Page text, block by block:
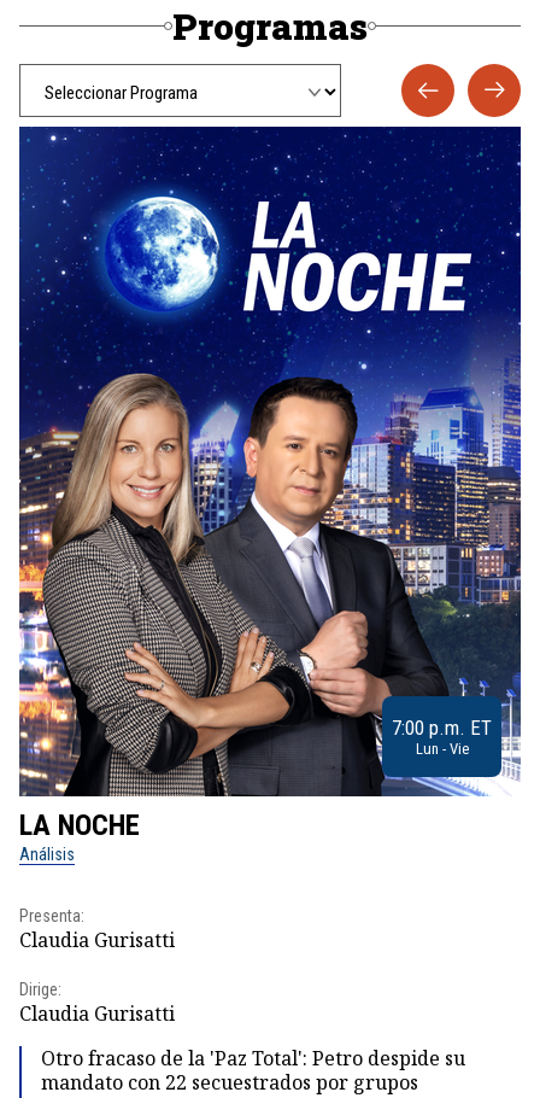
Programas
7:00 p.m. ET
Lun - Vie
LA NOCHE
Análisis
Presenta:
Claudia Gurisatti
Dirige:
Claudia Gurisatti
Otro fracaso de la 'Paz Total': Petro despide su
mandato con 22 secuestrados por grupos